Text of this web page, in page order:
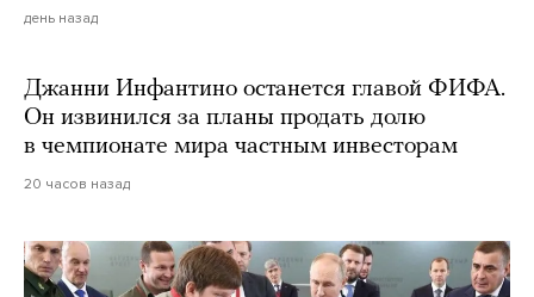
день назад
Джанни Инфантино останется главой ФИФА.
Он извинился за планы продать долю
в чемпионате мира частным инвесторам
20 часов назад